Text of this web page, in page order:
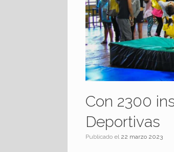
Con 2300
Deportivas
Publicado el 22 marzo 2023